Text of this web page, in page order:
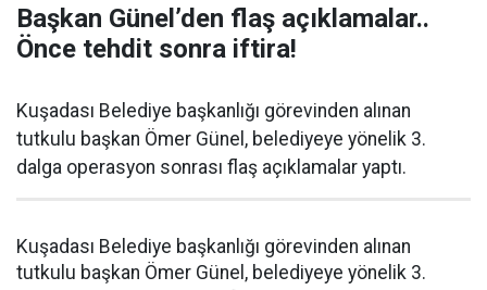
Başkan Günel’den flaş açıklamalar..
Önce tehdit sonra iftira!
Kuşadası Belediye başkanlığı görevinden alınan
tutkulu başkan Ömer Günel, belediyeye yönelik 3.
dalga operasyon sonrası flaş açıklamalar yaptı.
Kuşadası Belediye başkanlığı görevinden alınan
tutkulu başkan Ömer Günel, belediyeye yönelik 3.